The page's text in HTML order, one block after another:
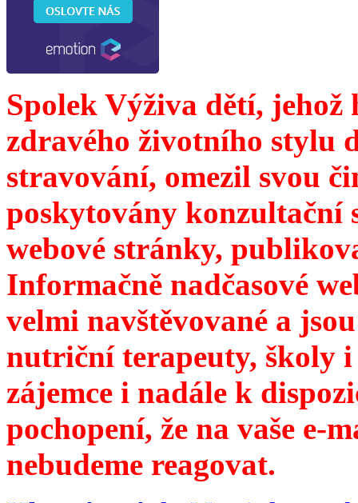
Spolek Výživa dětí,
zdravého životního stylu
stravování, omezil svou
poskytovány konzultační
webové stránky,
Informačně nadčasové
velmi navštěvované a
nutriční terapeuty, školy
zájemce i nadále k
pochopení, že na vaše e-
nebudeme reagovat.